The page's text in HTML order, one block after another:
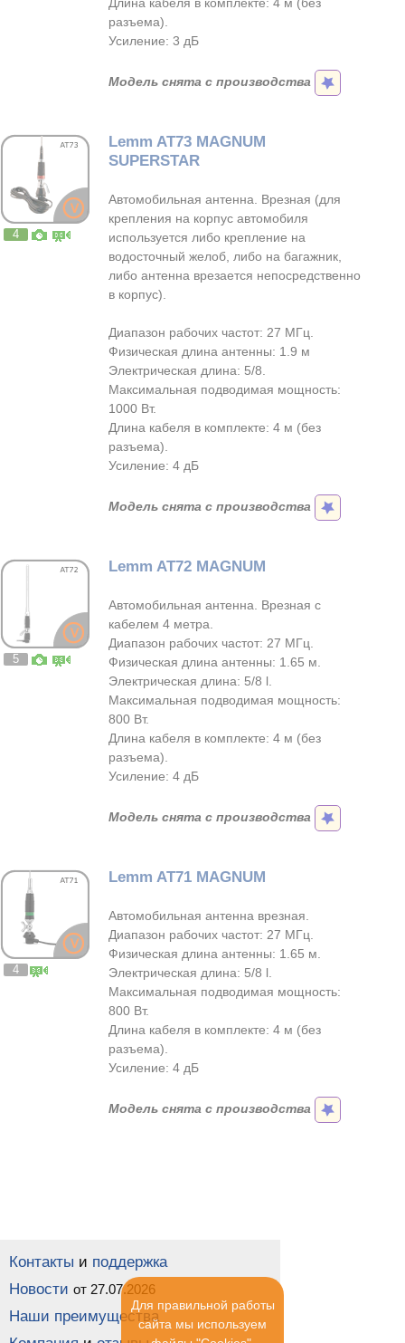
разъема).
Усиление: 3 дБ
Модель снята с производства
4
Lemm AT73 MAGNUM
SUPERSTAR
Автомобильная антенна. Врезная (для
крепления на корпус автомобиля
используется либо крепление на
водосточный желоб, либо на багажник,
либо антенна врезается непосредственно
в корпус).
Диапазон рабочих частот: 27 МГц.
Физическая длина антенны: 1.9 м
Электрическая длина: 5/8.
Максимальная подводимая мощность:
1000 Вт.
Длина кабеля в комплекте: 4 м (без
разъема).
Усиление: 4 дБ
Модель снята с производства
5
Lemm AT72 MAGNUМ
Автомобильная антенна. Врезная с
кабелем 4 метра.
Диапазон рабочих частот: 27 МГц.
Физическая длина антенны: 1.65 м.
Электрическая длина: 5/8 l.
Максимальная подводимая мощность:
800 Вт.
Длина кабеля в комплекте: 4 м (без
разъема).
Усиление: 4 дБ
Модель снята с производства
4
Lemm AT71 MAGNUМ
Автомобильная антенна врезная.
Диапазон рабочих частот: 27 МГц.
Физическая длина антенны: 1.65 м.
Электрическая длина: 5/8 l.
Максимальная подводимая мощность:
800 Вт.
Длина кабеля в комплекте: 4 м (без
разъема).
Усиление: 4 дБ
Модель снята с производства
Контакты и поддержка
Новости от 27.07.2026
Наши преимущества
Для правильной работы
сайта мы используем